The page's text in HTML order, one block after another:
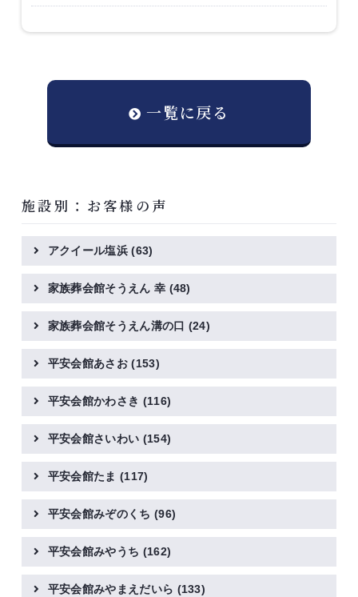
一覧に戻る
施設別：お客様の声
アクイール塩浜(63)
家族葬会館そうえん 幸 (48)
家族葬会館そうえん溝の口 (24)
平安会館あさお(153)
平安会館かわさき (116)
平安会館さいわい (154)
平安会館たま(117)
平安会館みぞのくち (96)
平安会館みやうち (162)
平安会館みやまえだいら (133)